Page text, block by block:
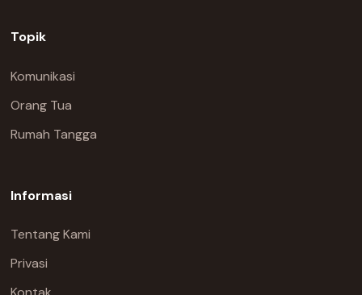
Topik
Komunikasi
Orang Tua
Rumah Tangga
Informasi
Tentang Kami
Privasi